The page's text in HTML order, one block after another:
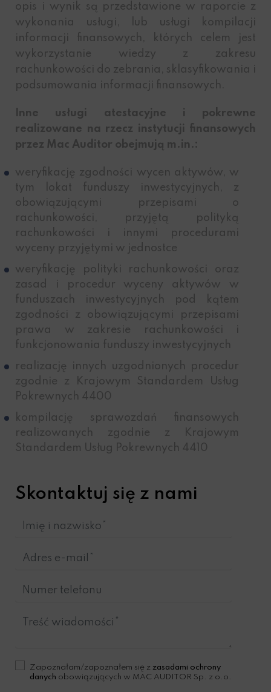
opis i wynik są przedstawione w raporcie z
wykonania usługi, lub usługi kompilacji
informacji finansowych, których celem jest
wykorzystanie wiedzy z zakresu
rachunkowości do zebrania, sklasyfikowania i
podsumowania informacji finansowych.
Inne usługi atestacyjne i pokrewne
realizowane na rzecz instytucji finansowych
przez Mac Auditor obejmują m.in.:
weryfikację zgodności wycen aktywów, w
tym lokat funduszy inwestycyjnych, z
obowiązującymi przepisami o
rachunkowości, przyjętą polityką
rachunkowości i innymi procedurami
wyceny przyjętymi w jednostce
weryfikację polityki rachunkowości oraz
zasad i procedur wyceny aktywów w
funduszach inwestycyjnych pod kątem
zgodności z obowiązującymi przepisami
prawa w zakresie rachunkowości i
funkcjonowania funduszy inwestycyjnych
realizację innych uzgodnionych procedur
zgodnie z Krajowym Standardem Usług
Pokrewnych 4400
kompilację sprawozdań finansowych
realizowanych zgodnie z Krajowym
Standardem Usług Pokrewnych 4410
Skontaktuj się z nami
Zapoznałam/zapoznałem się z zasadami ochrony
danych obowiązujących w MAC AUDITOR Sp. z o.o.